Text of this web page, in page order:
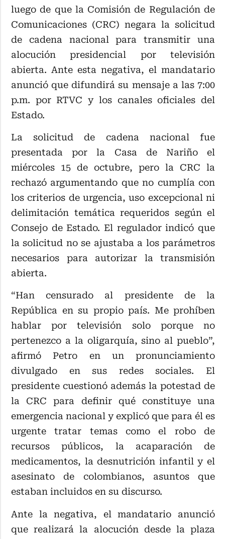
luego de que la Comisión de Regulación de
Comunicaciones (CRC) negara la solicitud
de cadena nacional para transmitir una
alocución presidencial por televisión
abierta. Ante esta negativa, el mandatario
anunció que difundirá su mensaje a las 7:00
p.m. por RTVC y los canales oficiales del
Estado.
La solicitud de cadena nacional fue
presentada por la Casa de Nariño el
miércoles 15 de octubre, pero la CRC la
rechazó argumentando que no cumplía con
los criterios de urgencia, uso excepcional ni
delimitación temática requeridos según el
Consejo de Estado. El regulador indicó que
la solicitud no se ajustaba a los parámetros
necesarios para autorizar la transmisión
abierta.
“Han censurado al presidente de la
República en su propio país. Me prohíben
hablar por televisión solo porque no
pertenezco a la oligarquía, sino al pueblo”,
afirmó Petro en un pronunciamiento
divulgado en sus redes sociales. El
presidente cuestionó además la potestad de
la CRC para definir qué constituye una
emergencia nacional y explicó que para él es
urgente tratar temas como el robo de
recursos públicos, la acaparación de
medicamentos, la desnutrición infantil y el
asesinato de colombianos, asuntos que
estaban incluidos en su discurso.
Ante la negativa, el mandatario anunció
que realizará la alocución desde la plaza